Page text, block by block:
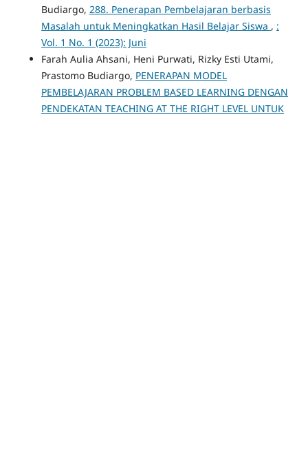
Budiargo, 288. Penerapan Pembelajaran berbasis
Masalah untuk Meningkatkan Hasil Belajar Siswa , :
Vol. 1 No. 1 (2023): Juni
Farah Aulia Ahsani, Heni Purwati, Rizky Esti Utami,
Prastomo Budiargo, PENERAPAN MODEL
PEMBELAJARAN PROBLEM BASED LEARNING DENGAN
PENDEKATAN TEACHING AT THE RIGHT LEVEL UNTUK